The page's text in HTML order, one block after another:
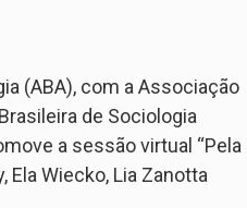
(ABA), com a Associação
de Sociologia
a sessão virtual “Pela
Wiecko, Lia Zanotta